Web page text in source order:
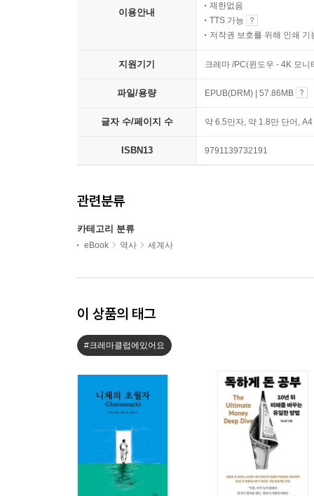
이용안내
제한없음
TTS 가능
저작권 보호를 위해 인쇄 기
지원기기 크레마 /PC(윈도우 - 4K 모
파일/용량 EPUB(DRM) | 57.86MB
글자 수/페이지 수 약 6.5만자, 약 1.8만 단어,
ISBN13 9791139732191
관련분류
카테고리 분류
eBook 역사 세계사
이 상품의 태그
#크레마클럽에있어요